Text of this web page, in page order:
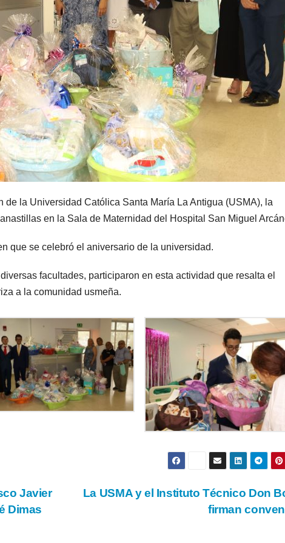
de la Universidad Católica Santa María La Antigua (USMA), la
en la Sala de Maternidad del Hospital San Miguel
que se celebró el aniversario de la universidad.
facultades, participaron en esta actividad que resalta el
a la comunidad usmeña.
La USMA y el Instituto Técnico Don
firman
Javier
Dimas